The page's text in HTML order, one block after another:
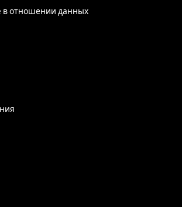
в отношении данных